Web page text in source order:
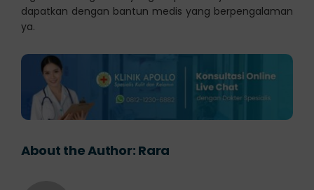
dapatkan dengan bantun medis yang berpengalaman
ya.
About the Author: Rara